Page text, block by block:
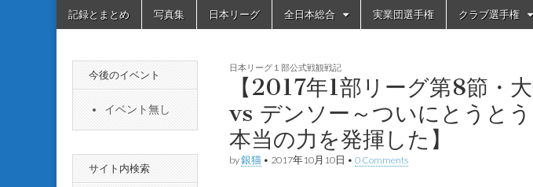
Main
menu
Skip
記録とまとめ 写真集 日本リーグ 全日本総合 実業団選手権 クラブ選手権
日本リーグ１部公式戦観戦記
【2017年1部リーグ第8節・
vs デンソー～ついにとうと
本当の力を発揮した】
by銀猫• 2017年10月10日 • 0 Comments
今後のイベント
イベント無し
サイト内検索